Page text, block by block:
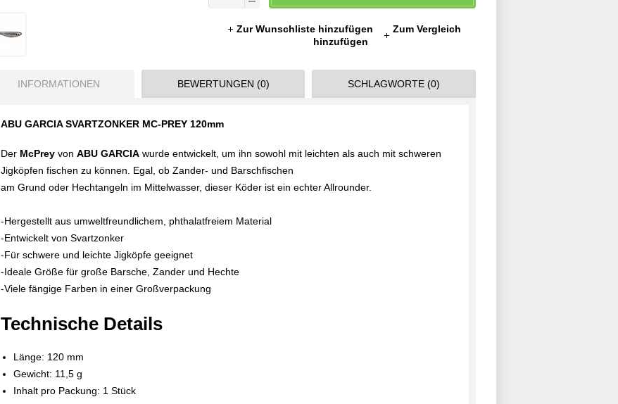
Zur Wunschliste hinzufügen
Zum Vergleich
hinzufügen
INFORMATIONEN BEWERTUNGEN (0) SCHLAGWORTE (0)
ABU GARCIA SVARTZONKER MC-PREY 120mm
Der McPrey von ABU GARCIA wurde entwickelt, um ihn sowohl mit leichten als auch mit schweren
Jigköpfen fischen zu können. Egal, ob Zander- und Barschfischen
am Grund oder Hechtangeln im Mittelwasser, dieser Köder ist ein echter Allrounder.
-Hergestellt aus umweltfreundlichem, phthalatfreiem Material
-Entwickelt von Svartzonker
-Für schwere und leichte Jigköpfe geeignet
-Ideale Größe für große Barsche, Zander und Hechte
-Viele fängige Farben in einer Großverpackung
Technische Details
Länge: 120 mm
Gewicht: 11,5 g
Inhalt pro Packung: 1 Stück